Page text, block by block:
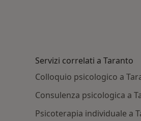
Servizi correlati a Taranto
Colloquio psicologico a
Consulenza psicologica a
Psicoterapia individuale a